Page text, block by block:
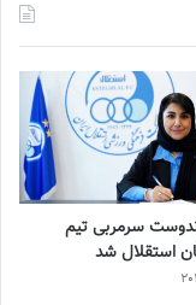
سرمربی تیم
استقلال شد